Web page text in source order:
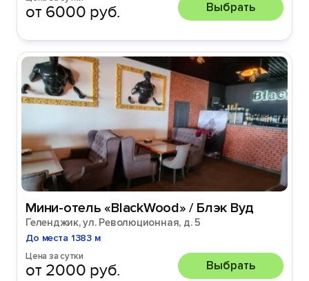
от 6000 руб. Выбрать
Мини-отель «BlackWood» / Блэк Вуд
Геленджик, ул. Революционная, д. 5
До места 1383 м
Цена за сутки
от 2000 руб. Выбрать